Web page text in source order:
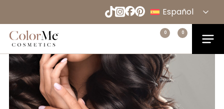
English
Español
Deutsch
Français
Home 0 0
Consejos de experto para unas uñas fuertes y